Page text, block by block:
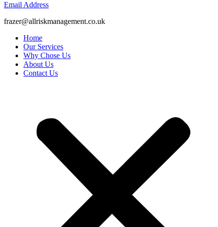
Email Address
frazer@allriskmanagement.co.uk
Home
Our Services
Why Chose Us
About Us
Contact Us